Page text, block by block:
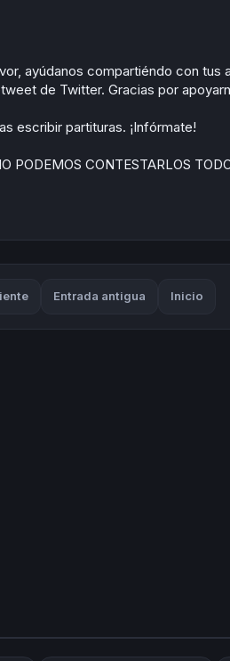
ayúdanos compartiéndo con tus
de Twitter. Gracias por
escribir partituras. ¡Infórmate!
CONTESTARLOS
Entrada antigua Inicio